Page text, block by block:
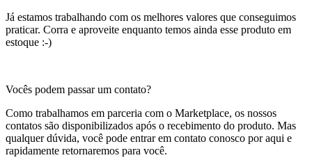
Já estamos trabalhando com os melhores valores que conseguimos
praticar. Corra e aproveite enquanto temos ainda esse produto em
estoque :-)
Vocês podem passar um contato?
Como trabalhamos em parceria com o Marketplace, os nossos
contatos são disponibilizados após o recebimento do produto. Mas
qualquer dúvida, você pode entrar em contato conosco por aqui e
rapidamente retornaremos para você.